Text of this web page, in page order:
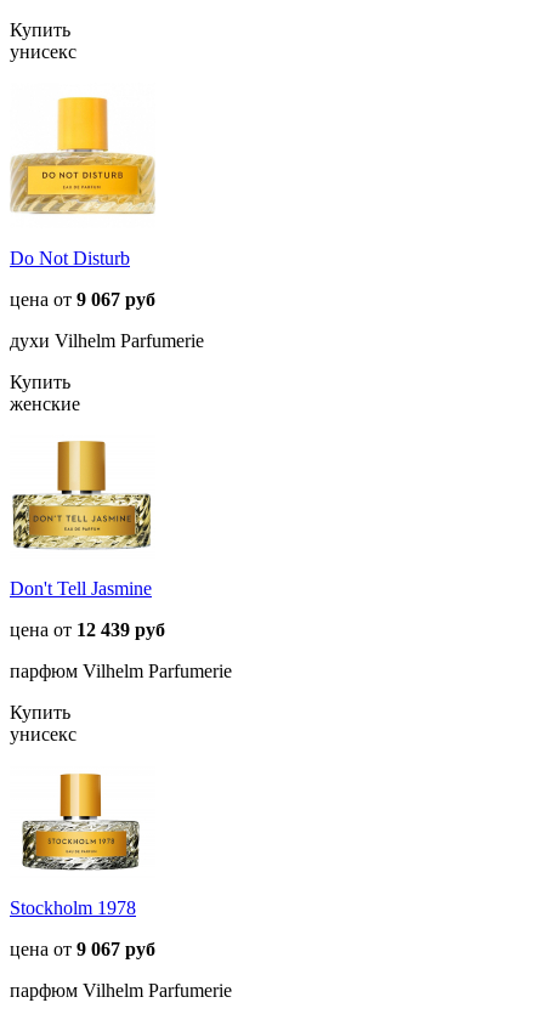
Купить
унисекс
Do Not Disturb
цена от 9 067 руб
духи Vilhelm Parfumerie
Купить
женские
Don't Tell Jasmine
цена от 12 439 руб
парфюм Vilhelm Parfumerie
Купить
унисекс
Stockholm 1978
цена от 9 067 руб
парфюм Vilhelm Parfumerie